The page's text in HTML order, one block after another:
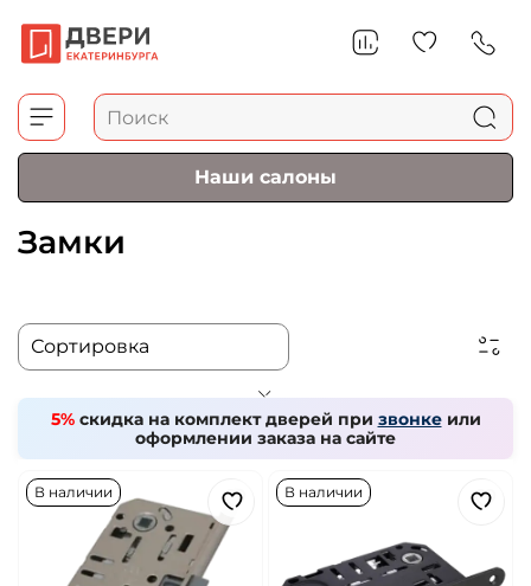
Наши салоны
Замки
5% скидка на комплект дверей при звонкеили
оформлении заказа на сайте
В наличии В наличии